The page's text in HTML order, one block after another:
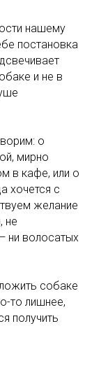
нашему
постановка
и не в
о
мирно
в кафе, или о
хочется с
желание
не
ни волосатых
собаке
то лишнее,
получить